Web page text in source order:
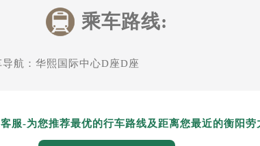
室（需提前预约）
需提前预约）
座7楼709室（需提前预约）
厦)18层09室（需提前预约）
乘车路线:
航：华熙国际中心D座D座
服-为您推荐最优的行车路线及距离您最近的衡阳